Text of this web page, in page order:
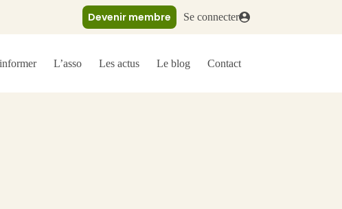
Devenir membre Se connecter
L’asso Les actus Le blog Contact